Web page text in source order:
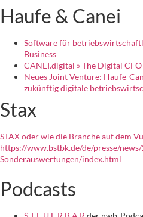
Haufe & Canei
Software für
Business
CANEI.digital » The Digital CFO
Neues Joint Venture: Haufe-
zukünftig digitale
Stax
STAX oder wie die Branche auf dem
https://www.bstbk.de/de/presse/
Sonderauswertungen/index.html
Podcasts